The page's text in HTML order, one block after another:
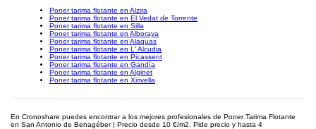
Poner tarima flotante en Alzira
Poner tarima flotante en El Vedat de Torrente
Poner tarima flotante en Silla
Poner tarima flotante en Alboraya
Poner tarima flotante en Alaquas
Poner tarima flotante en L' Alcudia
Poner tarima flotante en Picassent
Poner tarima flotante en Gandía
Poner tarima flotante en Alginet
Poner tarima flotante en Xirivella
En Cronoshare puedes encontrar a los mejores profesionales de Poner Tarima Flotante
en San Antonio de Benagéber | Precio desde 10 €/m2. Pide precio y hasta 4